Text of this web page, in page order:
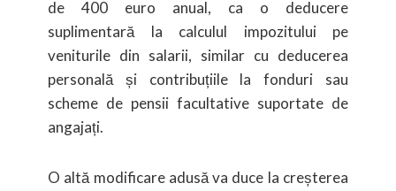
de 400 euro anual, ca o deducere
suplimentară la calculul impozitului pe
veniturile din salarii, similar cu deducerea
personală și contribuțiile la fonduri sau
scheme de pensii facultative suportate de
angajați.
O altă modificare adusă va duce la creșterea